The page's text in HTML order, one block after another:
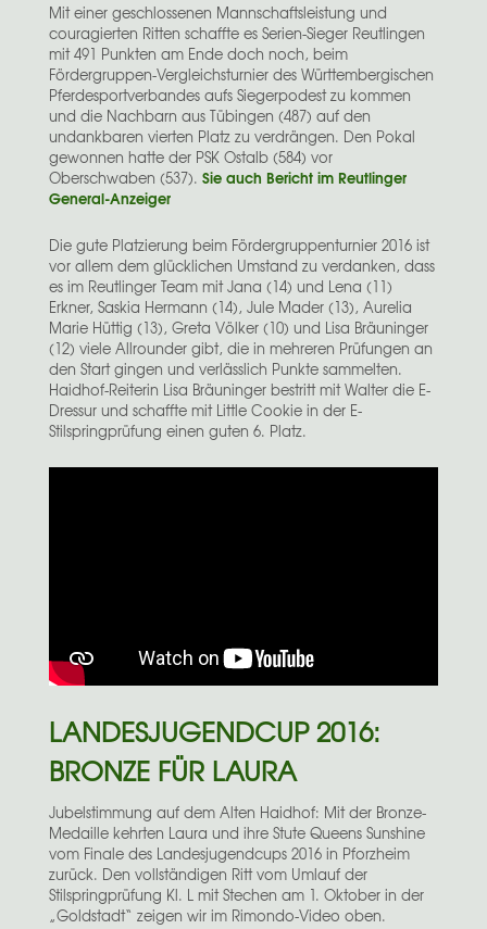
Mit einer geschlossenen Mannschaftsleistung und
couragierten Ritten schaffte es Serien-Sieger Reutlingen
mit 491 Punkten am Ende doch noch, beim
Fördergruppen-Vergleichsturnier des Württembergischen
Pferdesportverbandes aufs Siegerpodest zu kommen
und die Nachbarn aus Tübingen (487) auf den
undankbaren vierten Platz zu verdrängen. Den Pokal
gewonnen hatte der PSK Ostalb (584) vor
Oberschwaben (537). Sie auch Bericht im Reutlinger
General-Anzeiger
Die gute Platzierung beim Fördergruppenturnier 2016 ist
vor allem dem glücklichen Umstand zu verdanken, dass
es im Reutlinger Team mit Jana (14) und Lena (11)
Erkner, Saskia Hermann (14), Jule Mader (13), Aurelia
Marie Hüttig (13), Greta Völker (10) und Lisa Bräuninger
(12) viele Allrounder gibt, die in mehreren Prüfungen an
den Start gingen und verlässlich Punkte sammelten.
Haidhof-Reiterin Lisa Bräuninger bestritt mit Walter die E-
Dressur und schaffte mit Little Cookie in der E-
Stilspringprüfung einen guten 6. Platz.
LANDESJUGENDCUP 2016:
BRONZE FÜR LAURA
Jubelstimmung auf dem Alten Haidhof: Mit der Bronze-
Medaille kehrten Laura und ihre Stute Queens Sunshine
vom Finale des Landesjugendcups 2016 in Pforzheim
zurück. Den vollständigen Ritt vom Umlauf der
Stilspringprüfung Kl. L mit Stechen am 1. Oktober in der
„Goldstadt“ zeigen wir im Rimondo-Video oben.